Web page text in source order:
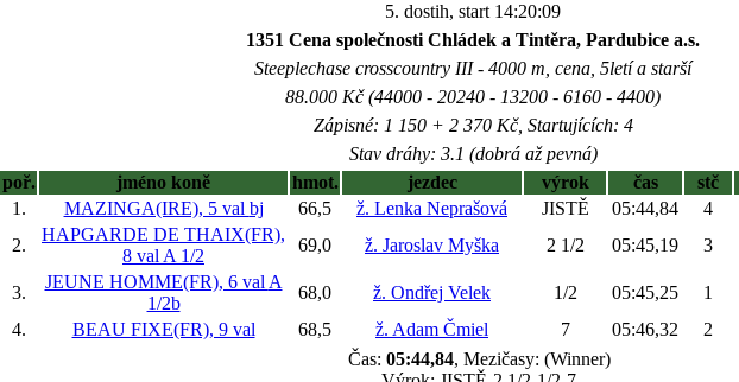
5. dostih, start 14:20:09
1351 Cena společnosti Chládek a Tintěra, Pardubice a.s.
Steeplechase crosscountry III - 4000 m, cena, 5letí a starší
88.000 Kč (44000 - 20240 - 13200 - 6160 - 4400)
Zápisné: 1 150 + 2 370 Kč, Startujících: 4
Stav dráhy: 3.1 (dobrá až pevná)
poř.
jméno koně hmot. jezdec výrok čas stč
1.
MAZINGA(IRE), 5 val bj 66,5 ž. Lenka Neprašová JISTĚ 05:44,84 4
2.
HAPGARDE DE THAIX(FR),
8 val A 1/2
69,0 ž. Jaroslav Myška 2 1/2 05:45,19 3
3.
JEUNE HOMME(FR), 6 val A
1/2b
68,0 ž. Ondřej Velek 1/2 05:45,25 1
4.
BEAU FIXE(FR), 9 val 68,5 ž. Adam Čmiel 7 05:46,32 2
Čas: 05:44,84, Mezičasy: (Winner)